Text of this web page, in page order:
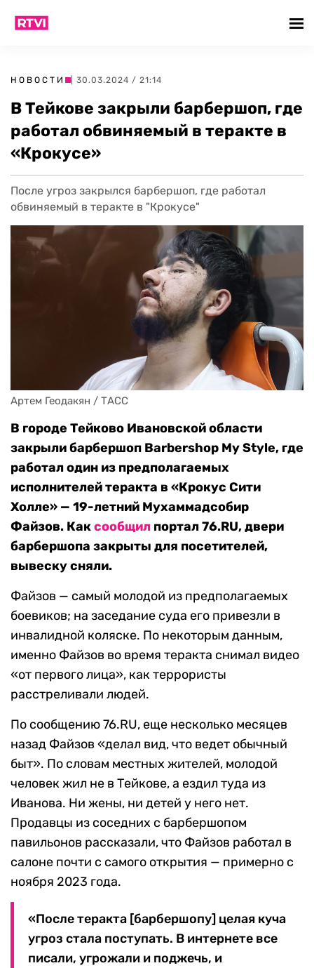
НОВОСТИ | 30.03.2024 / 21:14
В Тейкове закрыли барбершоп, где
работал обвиняемый в теракте в
«Крокусе»
После угроз закрылся барбершоп, где работал
обвиняемый в теракте в "Крокусе"
Артем Геодакян / ТАСС
В городе Тейково Ивановской области
закрыли барбершоп Barbershop My Style, где
работал один из предполагаемых
исполнителей теракта в «Крокус Сити
Холле» — 19-летний Мухаммадсобир
Файзов. Каксообщил портал 76.RU, двери
барбершопа закрыты для посетителей,
вывеску сняли.
Файзов — самый молодой из предполагаемых
боевиков; на заседание суда его привезли в
инвалидной коляске. По некоторым данным,
именно Файзов во время теракта снимал видео
«от первого лица», как террористы
расстреливали людей.
По сообщению 76.RU, еще несколько месяцев
назад Файзов «делал вид, что ведет обычный
быт». По словам местных жителей, молодой
человек жил не в Тейкове, а ездил туда из
Иванова. Ни жены, ни детей у него нет.
Продавцы из соседних с барбершопом
павильонов рассказали, что Файзов работал в
салоне почти с самого открытия — примерно с
ноября 2023 года.
«После теракта [барбершопу] целая куча
угроз стала поступать. В интернете все
писали, угрожали и поджечь, и